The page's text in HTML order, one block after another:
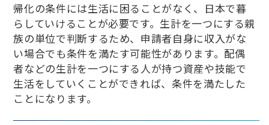
帰化の条件には生活に困ることがなく、日本で暮
らしていけることが必要です。生計を一つにする親
族の単位で判断するため、申請者自身に収入がな
い場合でも条件を満たす可能性があります。配偶
者などの生計を一つにする人が持つ資産や技能で
生活をしていくことができれば、条件を満たした
ことになります。